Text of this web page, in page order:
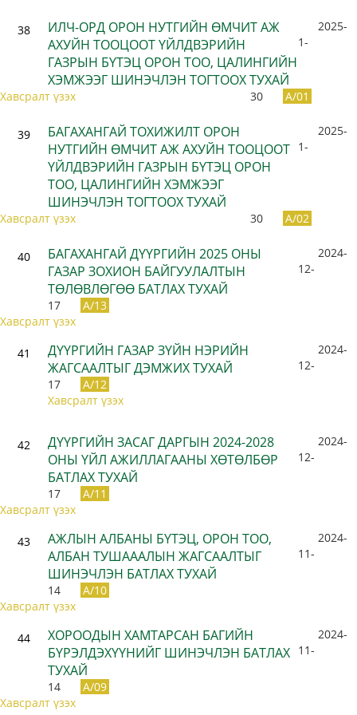
38
ИЛЧ-ОРД ОРОН НУТГИЙН ӨМЧИТ АЖ
АХУЙН ТООЦООТ ҮЙЛДВЭРИЙН
ГАЗРЫН БҮТЭЦ ОРОН ТОО, ЦАЛИНГИЙН
ХЭМЖЭЭГ ШИНЭЧЛЭН ТОГТООХ ТУХАЙ
2025-
1-
30 A/01
Хавсралт үзэх
39
БАГАХАНГАЙ ТОХИЖИЛТ ОРОН
НУТГИЙН ӨМЧИТ АЖ АХУЙН ТООЦООТ
ҮЙЛДВЭРИЙН ГАЗРЫН БҮТЭЦ ОРОН
ТОО, ЦАЛИНГИЙН ХЭМЖЭЭГ
ШИНЭЧЛЭН ТОГТООХ ТУХАЙ
2025-
1-
30 A/02
Хавсралт үзэх
40
БАГАХАНГАЙ ДҮҮРГИЙН 2025 ОНЫ
ГАЗАР ЗОХИОН БАЙГУУЛАЛТЫН
ТӨЛӨВЛӨГӨӨ БАТЛАХ ТУХАЙ
2024-
12-
17
A/13
Хавсралт үзэх
41
ДҮҮРГИЙН ГАЗАР ЗҮЙН НЭРИЙН
ЖАГСААЛТЫГ ДЭМЖИХ ТУХАЙ
2024-
12-
17
A/12
Хавсралт үзэх
42
ДҮҮРГИЙН ЗАСАГ ДАРГЫН 2024-2028
ОНЫ ҮЙЛ АЖИЛЛАГААНЫ ХӨТӨЛБӨР
БАТЛАХ ТУХАЙ
2024-
12-
17
A/11
Хавсралт үзэх
43
АЖЛЫН АЛБАНЫ БҮТЭЦ, ОРОН ТОО,
АЛБАН ТУШАААЛЫН ЖАГСААЛТЫГ
ШИНЭЧЛЭН БАТЛАХ ТУХАЙ
2024-
11-
14
A/10
Хавсралт үзэх
44
ХОРООДЫН ХАМТАРСАН БАГИЙН
БҮРЭЛДЭХҮҮНИЙГ ШИНЭЧЛЭН БАТЛАХ
ТУХАЙ
2024-
11-
14
A/09
Хавсралт үзэх